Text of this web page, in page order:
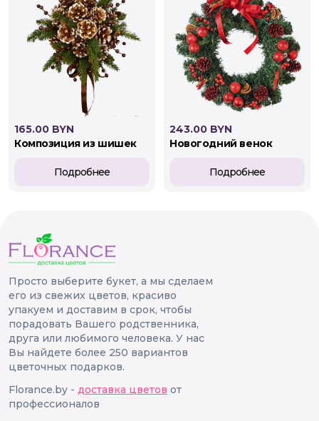
165.00 BYN
композиция из шишек
Подробнее
243.00 BYN
новогодний венок
Подробнее
Просто выберите букет, а мы сделаем
его из свежих цветов, красиво
упакуем и доставим в срок, чтобы
порадовать Вашего родственника,
друга или любимого человека. У нас
Вы найдете более 250 вариантов
цветочных подарков.
Florance.by - доставка цветов от
профессионалов